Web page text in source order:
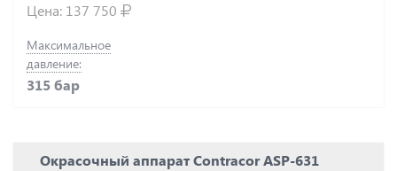
Цена: 137 750
Максимальное
давление:
315 бар
Окрасочный аппарат Contracor ASP-631